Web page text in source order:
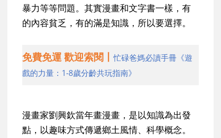
暴力等等問題。其實漫畫和文字書一樣，有
的內容貧乏，有的滿是知識，所以要選擇。
免費免運 歡迎索閱丨忙碌爸媽必讀手冊《遊
戲的力量：1-8歲分齡共玩指南》
漫畫家劉興欽當年畫漫畫，是以知識為出發
點，以趣味方式傳遞鄉土風情、科學概念。